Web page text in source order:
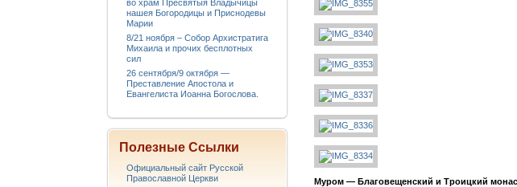
Муром — Благовещенский и Троицкий
во храм Пресвятыя Владычицы
нашея Богородицы и Приснодевы
Марии
8/21 ноября – Собор Архистратига
Михаила и прочих бесплотных
сил
26 сентября/9 октября —
Преставление Апостола и
Евангелиста Иоанна Богослова.
Полезные Ссылки
Официальный сайт Русской
Православной Церкви